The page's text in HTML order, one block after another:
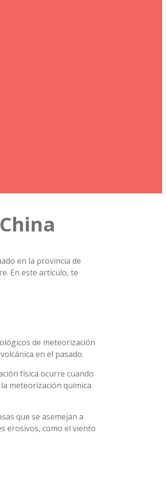
en la provincia de
En este artículo, te
de meteorización
en el pasado.
física ocurre cuando
meteorización química
que se asemejan a
erosivos, como el viento